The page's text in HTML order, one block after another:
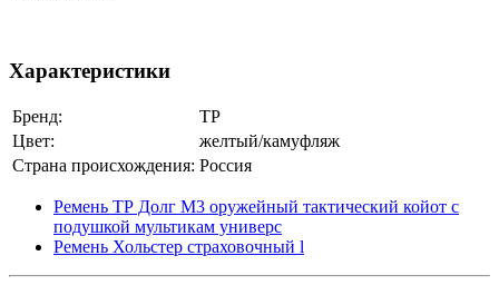
Характеристики
Бренд:
ТР
Цвет:
желтый/камуфляж
Страна происхождения: Россия
Ремень ТР Долг М3 оружейный тактический койот с
подушкой мультикам универс
Ремень Хольстер страховочный l